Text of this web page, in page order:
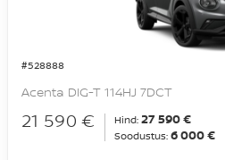
#528888
Acenta DIG-T 114HJ 7DCT
21 590 € Hind: 27 590 €
Soodustus: 6 000 €